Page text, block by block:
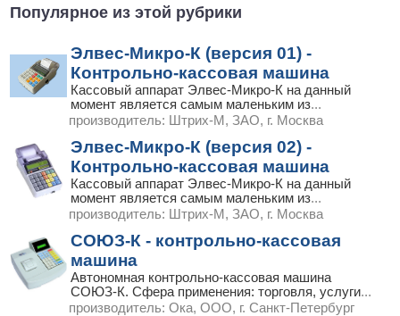
Популярное из этой рубрики
Элвес-Микро-К (версия 01) -
Контрольно-кассовая машина
Кассовый аппарат Элвес-Микро-К на данный
момент является самым маленьким из...
производитель:
Штрих-М, ЗАО, г. Москва
Элвес-Микро-К (версия 02) -
Контрольно-кассовая машина
Кассовый аппарат Элвес-Микро-К на данный
момент является самым маленьким из...
производитель:
Штрих-М, ЗАО, г. Москва
СОЮЗ-К - контрольно-кассовая
машина
Автономная контрольно-кассовая машина
СОЮЗ-К. Сфера применения: торговля, услуги...
производитель: Ока, ООО, г. Санкт-Петербург